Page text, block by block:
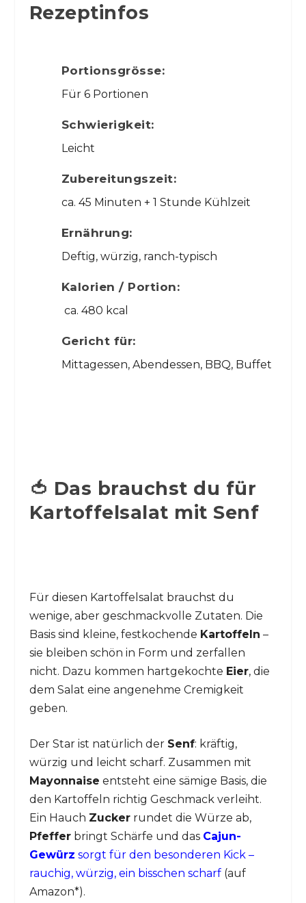
Rezeptinfos
Portionsgrösse:
Für 6 Portionen
Schwierigkeit:
Leicht
Zubereitungszeit:
ca. 45 Minuten + 1 Stunde Kühlzeit
Ernährung:
Deftig, würzig, ranch-typisch
Kalorien / Portion:
ca. 480 kcal
Gericht für:
Mittagessen, Abendessen, BBQ, Buffet
🍅 Das brauchst du für
Kartoffelsalat mit Senf
Für diesen Kartoffelsalat brauchst du
wenige, aber geschmackvolle Zutaten. Die
Basis sind kleine, festkochende Kartoffeln –
sie bleiben schön in Form und zerfallen
nicht. Dazu kommen hartgekochte Eier, die
dem Salat eine angenehme Cremigkeit
geben.
Der Star ist natürlich der Senf: kräftig,
würzig und leicht scharf. Zusammen mit
Mayonnaise entsteht eine sämige Basis, die
den Kartoffeln richtig Geschmack verleiht.
Ein Hauch Zuckerrundet die Würze ab,
Pfefferbringt Schärfe und das Cajun-
Gewürz sorgt für den besonderen Kick –
rauchig, würzig, ein bisschen scharf(auf
Amazon*).